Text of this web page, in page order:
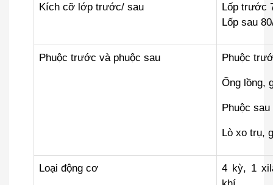
Kích cỡ lớp trước/ sau
Lốp trước
Lốp sau
Phuộc trước và phuộc sau Phuộc
Ống lồng,
Phuộc sau
Lò xo trụ,
Loại động cơ
4 kỳ, 1